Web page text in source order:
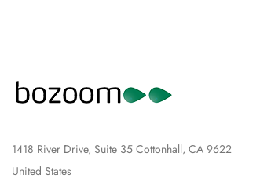
1418 River Drive, Suite 35 Cottonhall, CA 9622
United States